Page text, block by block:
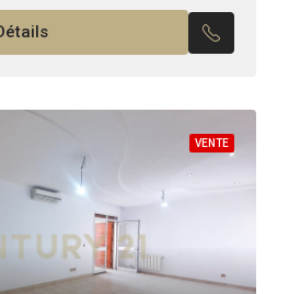
de : – Un grand salon...
VENTE